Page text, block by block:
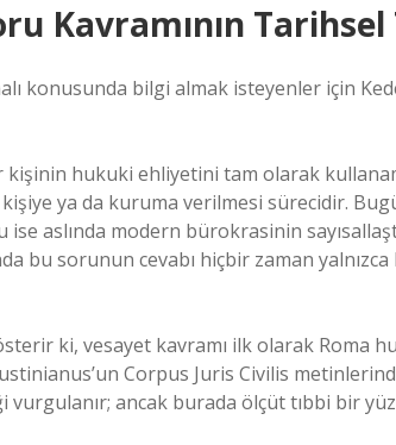
Kavramının
konusunda bilgi almak isteyenler için
kişinin hukuki ehliyetini tam olarak
ya da kuruma verilmesi sürecidir.
ise aslında modern bürokrasinin
bu sorunun cevabı hiçbir zaman yalnızca
ki, vesayet kavramı ilk olarak Roma
Corpus Juris Civilis
ancak burada ölçüt tıbbi bir